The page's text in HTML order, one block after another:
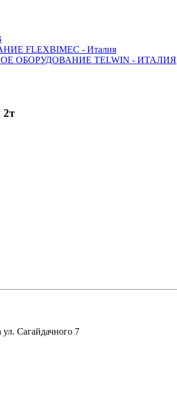
FLEXBIMEC - Италия
ОБОРУДОВАНИЕ TELWIN - ИТАЛИЯ
2т
Сагайдачного 7